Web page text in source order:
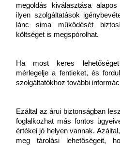
megoldás kiválasztása
ilyen szolgáltatások
lánc sima működését
költséget is megspórolhat.
Ha most keres lehetőséget
mérlegelje a fentieket, és
szolgáltatókhoz további
Ezáltal az árui biztonságban
foglalkozhat más fontos
értékei jó helyen vannak.
meg tárolási lehetőségeit,